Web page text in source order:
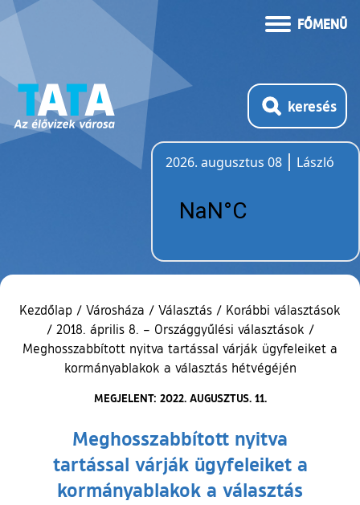
FŐMENÜ
keresés
2026. augusztus 08
László
Kezdőlap / Városháza / Választás / Korábbi választások
/ 2018. április 8. – Országgyűlési választások /
Meghosszabbított nyitva tartással várják ügyfeleiket a
kormányablakok a választás hétvégéjén
MEGJELENT: 2022. AUGUSZTUS. 11.
Meghosszabbított nyitva
tartással várják ügyfeleiket a
kormányablakok a választás